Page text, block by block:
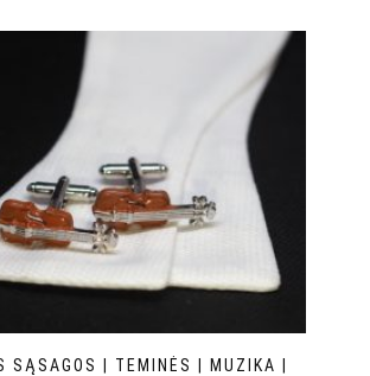
SĄSAGOS | TEMINĖS | MUZIKA |